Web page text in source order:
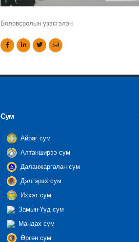
Боловсролын үзэсгэлэн
Сум
Айраг сум
Алтанширээ сум
Даланжаргалан сум
Дэлгэрэх сум
Иххэт сум
Замын-Үүд сум
Мандах сум
Өргөн сум